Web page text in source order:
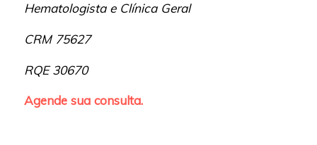
Hematologista e Clínica Geral
CRM 75627
RQE 30670
Agende sua consulta.